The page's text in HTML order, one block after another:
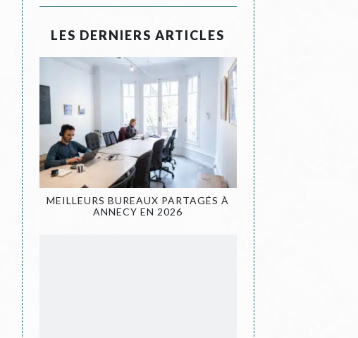
LES DERNIERS ARTICLES
MEILLEURS BUREAUX PARTAGÉS À
ANNECY EN 2026